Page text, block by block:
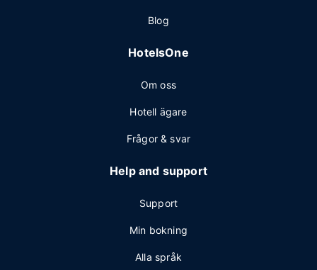
Blog
HotelsOne
Om oss
Hotell ägare
Frågor & svar
Help and support
Support
Min bokning
Alla språk